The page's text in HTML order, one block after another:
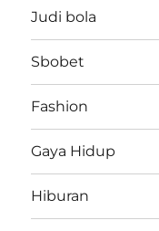
Judi bola
Sbobet
Fashion
Gaya Hidup
Hiburan